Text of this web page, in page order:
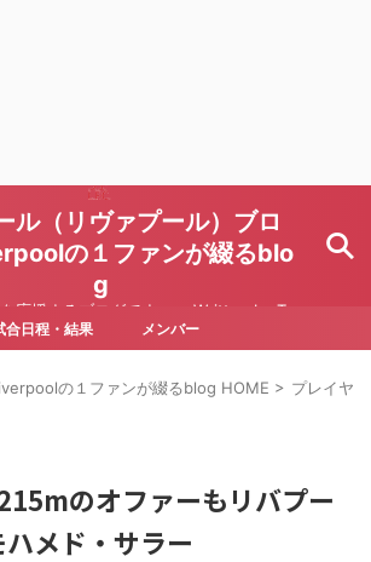
ル（リヴァプール）ブロ
の１ファンが綴るblo
g
を応援するブログです Written by To
ru Yoda
合日程・結果 メンバー
の１ファンが綴るblog HOME > プレイヤー
のオファーもリバプー
メド・サラー